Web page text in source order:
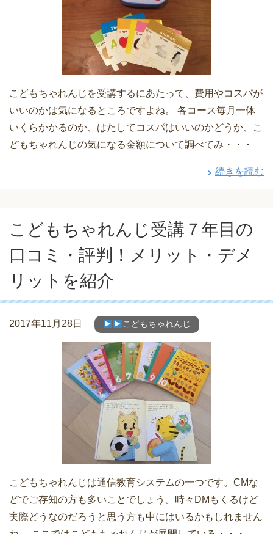
こどもちゃれんじを受講するにあたって、費用やコスパが
いいのかは気になるところですよね。 各コース毎月一体
いくらかかるのか、はたしてコスパはいいのかどうか、こ
どもちゃれんじの気になる金額について調べてみ・・・
続きを読む
こどもちゃれんじ受講７年目の
口コミ・評判！メリット・デメ
リットを紹介
2017年11月28日 こどもちゃれんじ
こどもちゃれんじは通信教育システムの一つです。CMな
どでご存知の方も多いことでしょう。時々DMもくるけど
実際どうなのだろうと思う方も中にはいるかもしれません